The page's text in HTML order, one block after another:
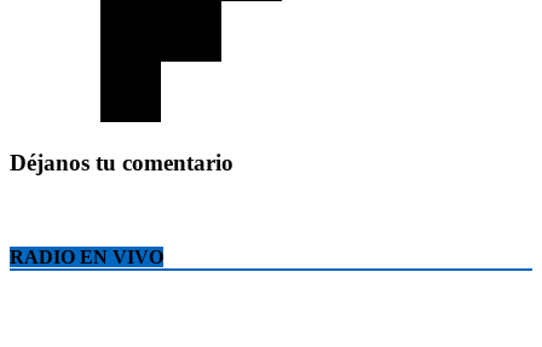
Déjanos tu comentario
RADIO EN VIVO